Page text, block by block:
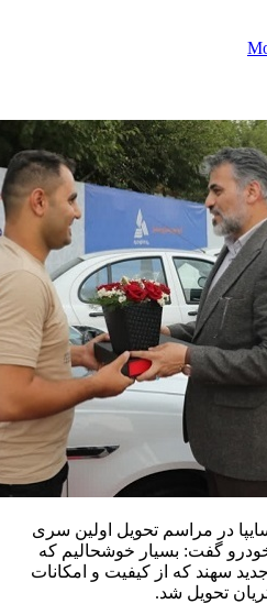
در مراسم تحویل اولین سری
گفت: بسیار خوشحالیم که
سهند که از کیفیت و امکانات
تحویل شد.